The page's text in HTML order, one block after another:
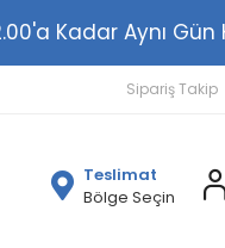
12.00'a Kadar Aynı
Sipariş Takip
Teslimat
Bölge Seçin